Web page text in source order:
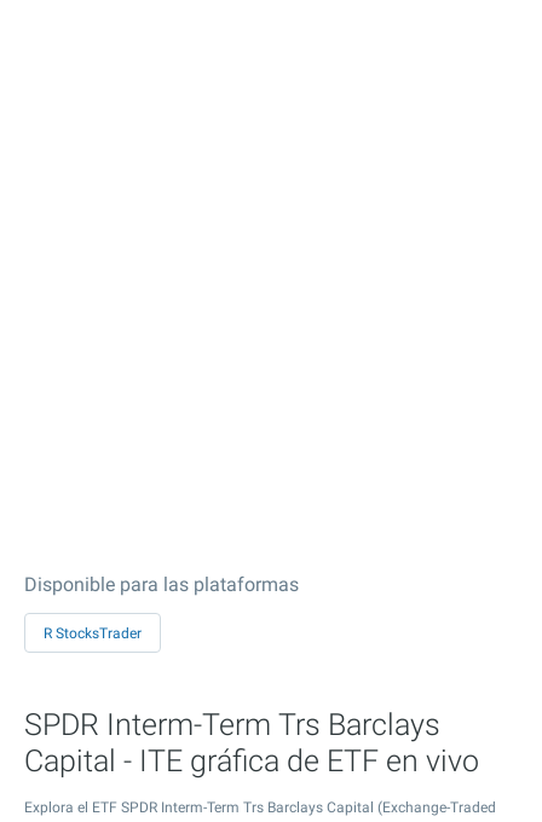
Disponible para las plataformas
R StocksTrader
SPDR Interm-Term Trs Barclays
Capital - ITE gráfica de ETF en vivo
Explora el ETF SPDR Interm-Term Trs Barclays Capital (Exchange-Traded